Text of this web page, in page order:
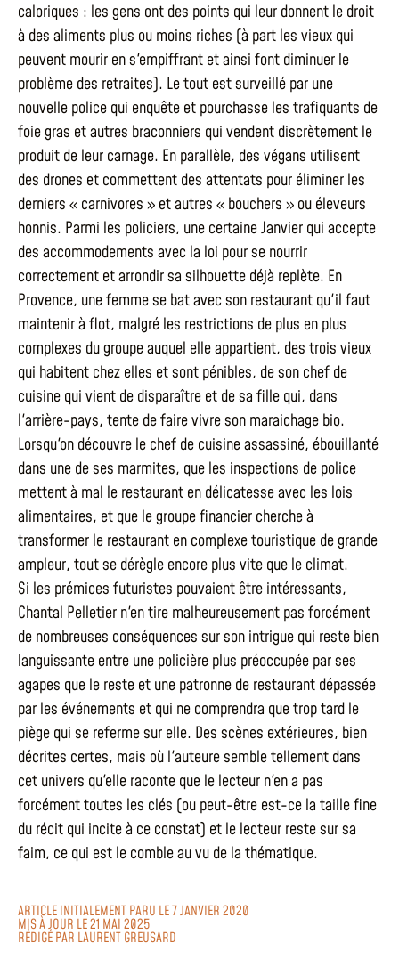
caloriques : les gens ont des points qui leur donnent le droit
à des aliments plus ou moins riches (à part les vieux qui
peuvent mourir en s'empiffrant et ainsi font diminuer le
problème des retraites). Le tout est surveillé par une
nouvelle police qui enquête et pourchasse les trafiquants de
foie gras et autres braconniers qui vendent discrètement le
produit de leur carnage. En parallèle, des végans utilisent
des drones et commettent des attentats pour éliminer les
derniers « carnivores » et autres « bouchers » ou éleveurs
honnis. Parmi les policiers, une certaine Janvier qui accepte
des accommodements avec la loi pour se nourrir
correctement et arrondir sa silhouette déjà replète. En
Provence, une femme se bat avec son restaurant qu'il faut
maintenir à flot, malgré les restrictions de plus en plus
complexes du groupe auquel elle appartient, des trois vieux
qui habitent chez elles et sont pénibles, de son chef de
cuisine qui vient de disparaître et de sa fille qui, dans
l'arrière-pays, tente de faire vivre son maraichage bio.
Lorsqu'on découvre le chef de cuisine assassiné, ébouillanté
dans une de ses marmites, que les inspections de police
mettent à mal le restaurant en délicatesse avec les lois
alimentaires, et que le groupe financier cherche à
transformer le restaurant en complexe touristique de grande
ampleur, tout se dérègle encore plus vite que le climat.
Si les prémices futuristes pouvaient être intéressants,
Chantal Pelletier n'en tire malheureusement pas forcément
de nombreuses conséquences sur son intrigue qui reste bien
languissante entre une policière plus préoccupée par ses
agapes que le reste et une patronne de restaurant dépassée
par les événements et qui ne comprendra que trop tard le
piège qui se referme sur elle. Des scènes extérieures, bien
décrites certes, mais où l'auteure semble tellement dans
cet univers qu'elle raconte que le lecteur n'en a pas
forcément toutes les clés (ou peut-être est-ce la taille fine
du récit qui incite à ce constat) et le lecteur reste sur sa
faim, ce qui est le comble au vu de la thématique.
ARTICLE INITIALEMENT PARU LE 7 JANVIER 2020
MIS À JOUR LE 21 MAI 2025
RÉDIGÉ PAR LAURENT GREUSARD